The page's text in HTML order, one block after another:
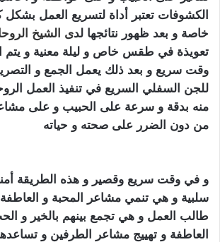
الكشوفات تعتبر أداة لتسريع العمل بشكل
خاصة و بعد ظهور نتائجها لدى الشيخ
تعويذة في طقس خاص و ليلة معنية و يتم
وقت سريع و بعد ذلك يعمل الجمع و
للجن السفلي السريع في تنفيذ العمل
منه بدقة و سرعة على الحبيب و على
من دون الضرر على صحته و حياته
و في وقت سريع وقصير و هذه الطريقة أمنة
سلبية و هي تنمي مشاعر المحبة و
طالب العمل و هي تجمع بينهم بالخير و
العاطفة و تهييج مشاعر الطرفين و